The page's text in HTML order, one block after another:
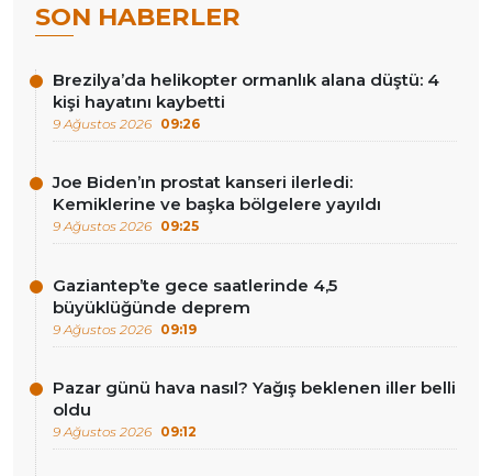
SON HABERLER
Brezilya’da helikopter ormanlık alana düştü: 4
kişi hayatını kaybetti
9 Ağustos 2026 09:26
Joe Biden’ın prostat kanseri ilerledi:
Kemiklerine ve başka bölgelere yayıldı
9 Ağustos 2026 09:25
Gaziantep’te gece saatlerinde 4,5
büyüklüğünde deprem
9 Ağustos 2026 09:19
Pazar günü hava nasıl? Yağış beklenen iller belli
oldu
9 Ağustos 2026 09:12